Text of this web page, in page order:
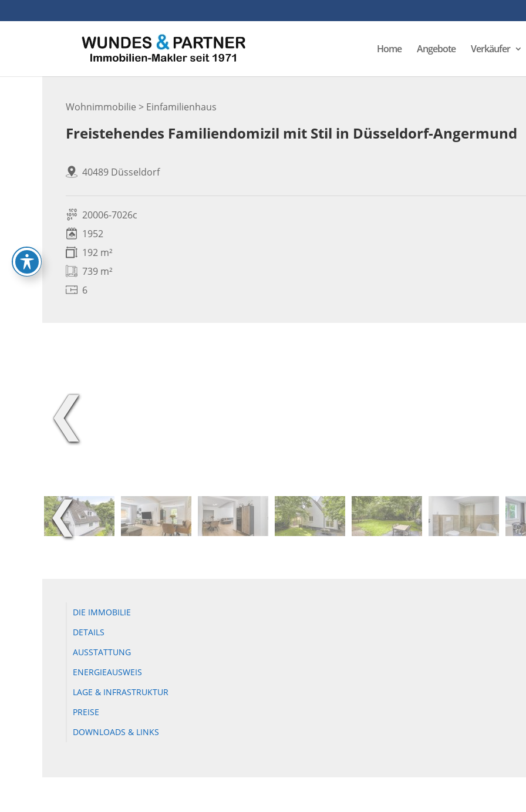
Home Angebote Verkäufer
Wohnimmobilie > Einfamilienhaus
Freistehendes Familiendomizil mit Stil in Düsseldorf-Angermund
40489 Düsseldorf
20006-7026c
1952
192 m²
739 m²
6
❮
❮
DIE IMMOBILIE
DETAILS
AUSSTATTUNG
ENERGIEAUSWEIS
LAGE & INFRASTRUKTUR
PREISE
DOWNLOADS & LINKS